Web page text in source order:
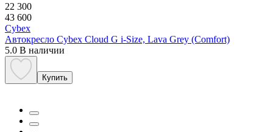
22 300
43 600
Cybex
Автокресло Cybex Cloud G i-Size, Lava Grey (Comfort)
5.0 В наличии
Купить